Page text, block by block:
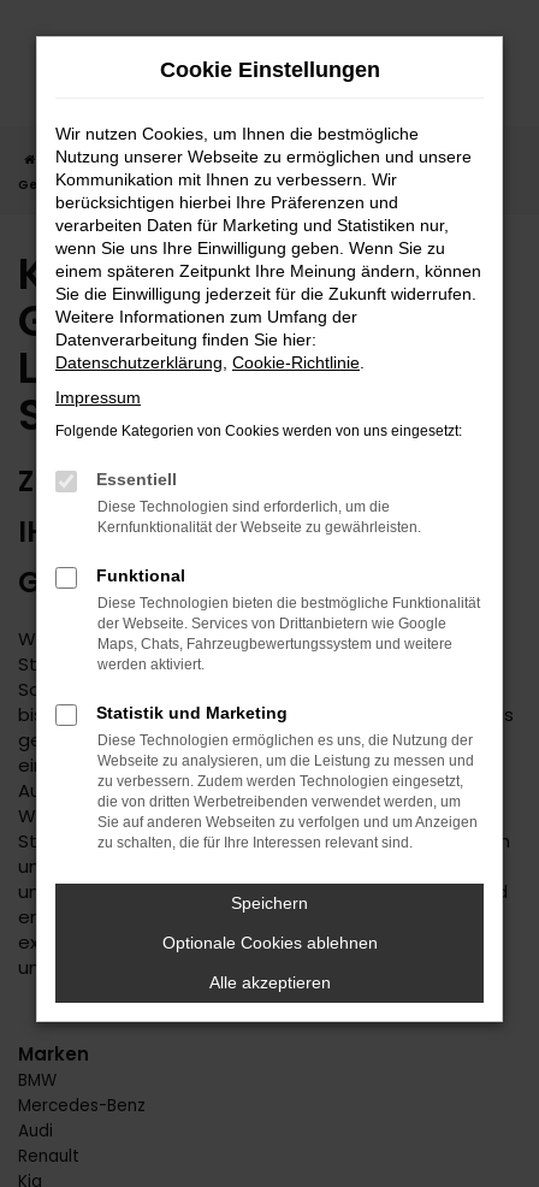
Zum
Startseite Stuttgart Kia Kia Sorento
Kia Sorento
Gebrauchtwagen | Lieferservice nach Stuttgart
Kia Sorento
Gebrauchtwagen |
Lieferservice nach
Stuttgart
ZUVERLÄSSIG FÜR STUTTGART –
IHR KIA SORENTO
GEBRAUCHTWAGEN
Wenn Sie einen zuverlässigen Mobilitätspartner für
Stuttgart suchen, empfehlen wir Ihnen einen Kia
Sorento Gebrauchtwagen. Dieses Modell hat in jeder
bisherigen Generation seine Langlebigkeit unter Beweis
gestellt und befindet sich längst auf dem Weg zu
einem Klassiker. Kennzeichnend ist das hohe
Ausstattungslevel sowie die Effizienz der Motoren.
Wenn Sie Ihren Kia Sorento Gebrauchtwagen für
Stuttgart im Autohaus Daub kaufen, profitieren Sie von
unseren hohen Qualitätsmaßstäben. Jedes Fahrzeug
unterläuft vor dem Verkauf eine Fülle an Tests. Wir sind
erst dann zufrieden, wenn keinerlei Mängel mehr
existieren und stellen dies durch die hohe Kompetenz
und Erfahrung unserer Kfz-Meisterwerkstatt sicher.
Marken
BMW
Mercedes-Benz
Audi
Renault
Kia
Cookie Einstellungen
Wir nutzen Cookies, um Ihnen die bestmögliche
Nutzung unserer Webseite zu ermöglichen und unsere
Kommunikation mit Ihnen zu verbessern. Wir
berücksichtigen hierbei Ihre Präferenzen und
verarbeiten Daten für Marketing und Statistiken nur,
wenn Sie uns Ihre Einwilligung geben. Wenn Sie zu
einem späteren Zeitpunkt Ihre Meinung ändern, können
Sie die Einwilligung jederzeit für die Zukunft widerrufen.
Weitere Informationen zum Umfang der
Datenverarbeitung finden Sie hier:
Datenschutzerklärung Cookie-Richtlinie
Impressum
Folgende Kategorien von Cookies werden von uns eingesetzt:
Essentiell
Diese Technologien sind erforderlich, um die
Kernfunktionalität der Webseite zu gewährleisten.
Funktional
Diese Technologien bieten die bestmögliche Funktionalität
der Webseite. Services von Drittanbietern wie Google
Maps, Chats, Fahrzeugbewertungssystem und weitere
werden aktiviert.
Statistik und Marketing
Diese Technologien ermöglichen es uns, die Nutzung der
Webseite zu analysieren, um die Leistung zu messen und
zu verbessern. Zudem werden Technologien eingesetzt,
die von dritten Werbetreibenden verwendet werden, um
Sie auf anderen Webseiten zu verfolgen und um Anzeigen
zu schalten, die für Ihre Interessen relevant sind.
Speichern
Optionale Cookies ablehnen
Alle akzeptieren